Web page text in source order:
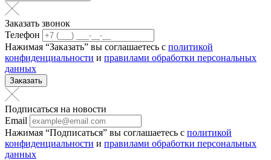
Заказать звонок
Телефон
Нажимая “Заказать” вы соглашаетесь с политикой
конфиденциальности и правилами обработки персональных
данных
Заказать
Подписаться на новости
Email
Нажимая “Подписаться” вы соглашаетесь с политикой
конфиденциальности и правилами обработки персональных
данных